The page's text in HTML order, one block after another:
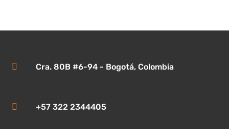
 Cra. 80B #6-94 - Bogotá, Colombia
 +57 322 2344405